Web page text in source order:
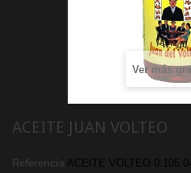
Ver más
ACEITE JUAN VOLTEO
Referencia ACEITE VOLTEO